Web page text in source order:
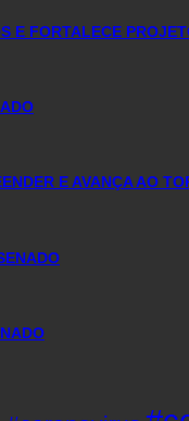
E FORTALECE
E AVANÇA AO